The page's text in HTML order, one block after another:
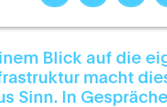
Blick auf die
macht
Sinn. In